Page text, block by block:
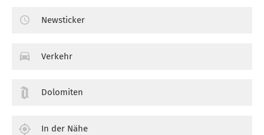
Newsticker
Verkehr
Dolomiten
In der Nähe